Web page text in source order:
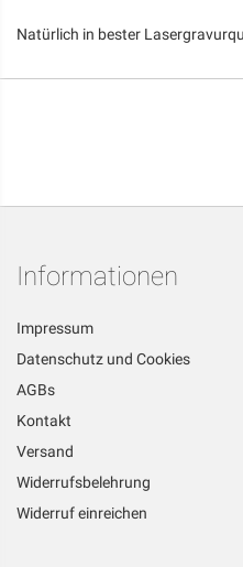
Natürlich in bester
Informationen
Impressum
Datenschutz und Cookies
AGBs
Kontakt
Versand
Widerrufsbelehrung
Widerruf einreichen